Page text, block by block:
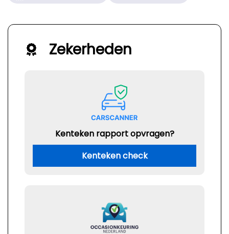
Zekerheden
Kenteken rapport opvragen?
Kenteken check